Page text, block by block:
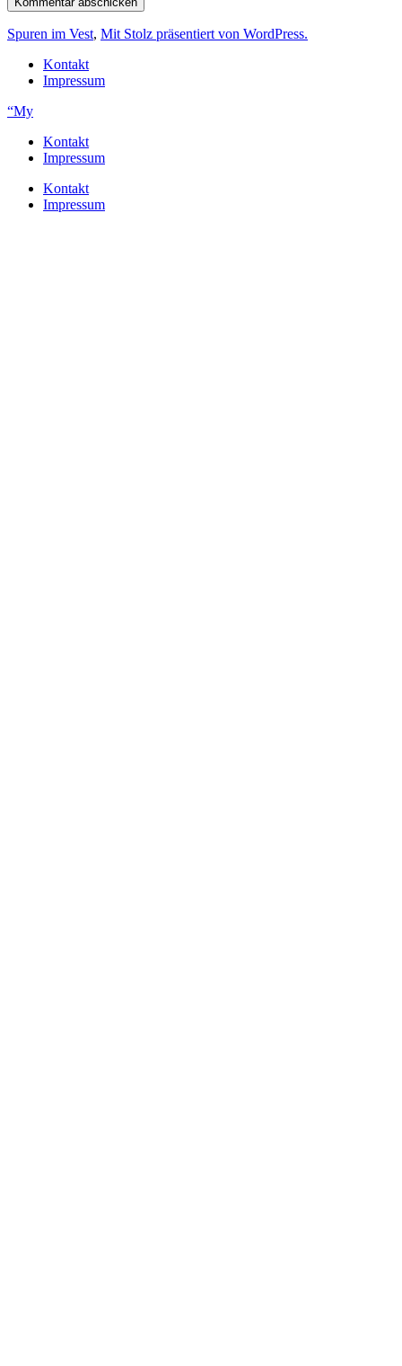
Spuren im Vest, Mit Stolz präsentiert von WordPress.
Kontakt
Impressum
“My
Kontakt
Impressum
Kontakt
Impressum